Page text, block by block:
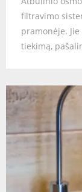
filtravimo
pramonėje.
tiekimą,